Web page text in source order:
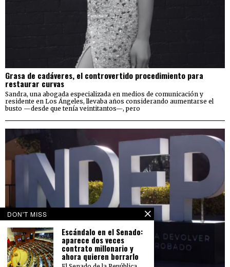
Grasa de cadáveres, el controvertido procedimiento para
restaurar curvas
Sandra, una abogada especializada en medios de comunicación y
residente en Los Ángeles, llevaba años considerando aumentarse el
busto —desde que tenía veintitantos—, pero
DON'T MISS
Escándalo en el Senado:
aparece dos veces
contrato millonario y
ahora quieren borrarlo